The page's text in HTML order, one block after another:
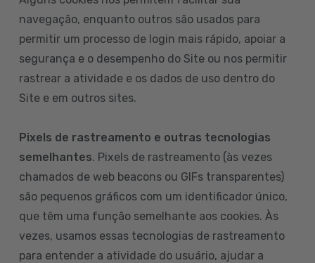
navegação, enquanto outros são usados para
permitir um processo de login mais rápido, apoiar a
segurança e o desempenho do Site ou nos permitir
rastrear a atividade e os dados de uso dentro do
Site e em outros sites.
Pixels de rastreamento e outras tecnologias
semelhantes. Pixels de rastreamento (às vezes
chamados de web beacons ou GIFs transparentes)
são pequenos gráficos com um identificador único,
que têm uma função semelhante aos cookies. Às
vezes, usamos essas tecnologias de rastreamento
para entender a atividade do usuário, ajudar a